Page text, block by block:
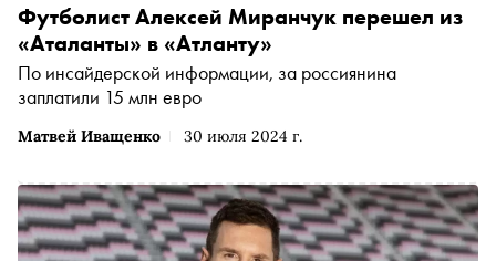
Матвей Иващенко 30 июля 2024 г.
Футболист Алексей Миранчук перешел из
«Аталанты» в «Атланту»
По инсайдерской информации, за россиянина
заплатили 15 млн евро